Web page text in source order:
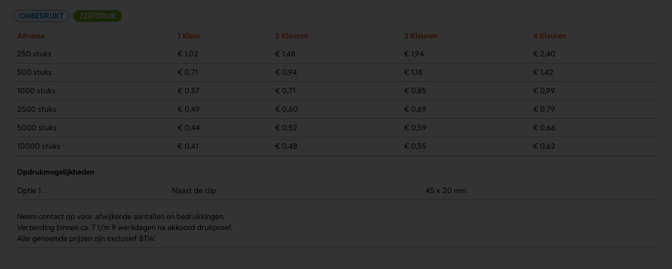
ONBEDRUKT ZEEFDRUK
Afname 1 Kleur 2 Kleuren 3 Kleuren
4 Kleuren
250 stuks
€ 1,02 € 1,48 € 1,94
€ 2,40
500 stuks
€ 0,71 € 0,94 € 1,18
€ 1,42
1000 stuks
€ 0,57 € 0,71 € 0,85
€ 0,99
2500 stuks
€ 0,49 € 0,60 € 0,69
€ 0,79
5000 stuks
€ 0,44 € 0,52 € 0,59
€ 0,66
10000 stuks
€ 0,41 € 0,48 € 0,55 € 0,62
Opdrukmogelijkheden
Optie 1
Naast de clip 45 x 20 mm
Neem contact op voor afwijkende aantallen en bedrukkingen.
Verzending binnen ca. 7 t/m 9 werkdagen na akkoord drukproef.
Alle genoemde prijzen zijn exclusief BTW.